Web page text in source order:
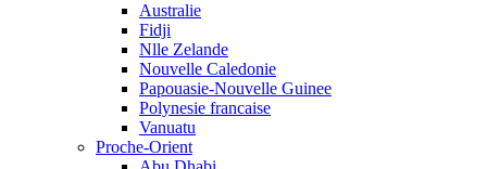
Australie
Fidji
Nlle Zelande
Nouvelle Caledonie
Papouasie-Nouvelle Guinee
Polynesie francaise
Vanuatu
Proche-Orient